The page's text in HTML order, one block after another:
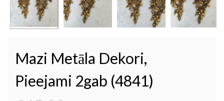
Mazi Metāla Dekori,
Pieejami 2gab (4841)